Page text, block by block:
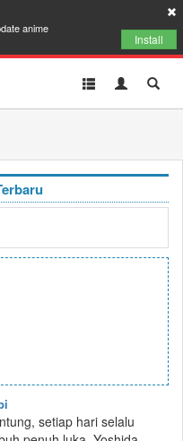
anime
Install
Toggle
Toggle
setiap hari selalu